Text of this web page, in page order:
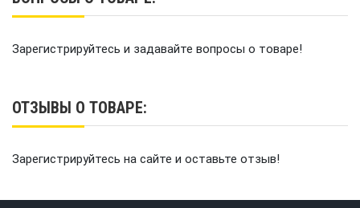
Зарегистрируйтесь и задавайте вопросы о товаре!
ОТЗЫВЫ О ТОВАРЕ:
Зарегистрируйтесь на сайте и оставьте отзыв!